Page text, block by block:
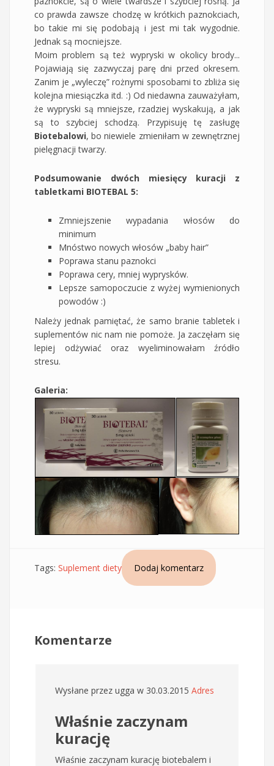
co prawda zawsze chodzę w krótkich paznokciach,
bo takie mi się podobają i jest mi tak wygodnie.
Jednak są mocniejsze.
Moim problem są też wypryski w okolicy brody...
Pojawiają się zazwyczaj parę dni przed okresem.
Zanim je „wyleczę” rożnymi sposobami to zbliża się
kolejna miesiączka itd. :) Od niedawna zauważyłam,
że wypryski są mniejsze, rzadziej wyskakują, a jak
są to szybciej schodzą. Przypisuję tę zasługę
Biotebalowi, bo niewiele zmieniłam w zewnętrznej
pielęgnacji twarzy.
Podsumowanie dwóch miesięcy kuracji z
tabletkami BIOTEBAL 5:
Zmniejszenie wypadania włosów do
minimum
Mnóstwo nowych włosów „baby hair”
Poprawa stanu paznokci
Poprawa cery, mniej wyprysków.
Lepsze samopoczucie z wyżej wymienionych
powodów :)
Należy jednak pamiętać, że samo branie tabletek i
suplementów nic nam nie pomoże. Ja zaczęłam się
lepiej odżywiać oraz wyeliminowałam źródło
stresu.
Galeria:
Tags: Suplement diety Dodaj komentarz
Komentarze
Wysłane przez ugga w 30.03.2015 Adres
Właśnie zaczynam
kurację
Właśnie zaczynam kurację biotebalem i